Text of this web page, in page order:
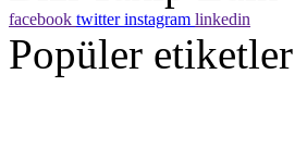
facebook twitter instagram linkedin
Popüler etiketler